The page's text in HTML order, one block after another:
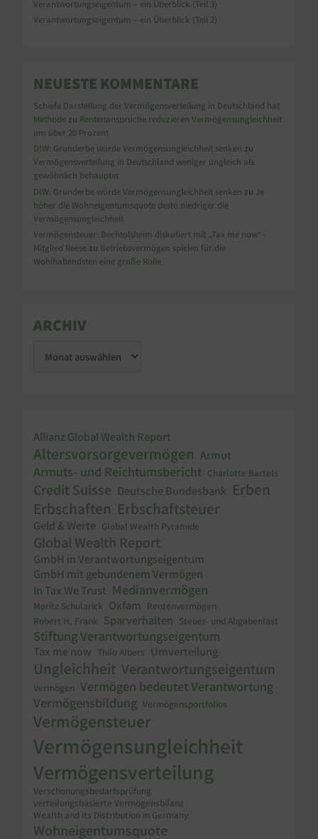
Verantwortungseigentum – ein Überblick (Teil 3)
Verantwortungseigentum – ein Überblick (Teil 2)
NEUESTE KOMMENTARE
Schiefe Darstellung der Vermögensverteilung in Deutschland hat
Methode zu Rentenansprüche reduzieren Vermögensungleichheit
um über 20 Prozent
DIW: Grunderbe würde Vermögensungleichheit senken zu
Vermögensverteilung in Deutschland weniger ungleich als
gewöhnlich behauptet
DIW: Grunderbe würde Vermögensungleichheit senken zu Je
höher die Wohneigentumsquote desto niedriger die
Vermögensungleichheit
Vermögensteuer: Bechtolsheim diskutiert mit „Tax me now“-
Mitglied Reese zu Betriebsvermögen spielen für die
Wohlhabendsten eine große Rolle
ARCHIV
Allianz Global Wealth Report
Altersvorsorgevermögen Armut
Armuts- und Reichtumsbericht Charlotte Bartels
Credit Suisse Deutsche Bundesbank Erben
Erbschaften Erbschaftsteuer
Geld & Werte Global Wealth Pyramide
Global Wealth Report
GmbH in Verantwortungseigentum
GmbH mit gebundenem Vermögen
In Tax We Trust Medianvermögen
Moritz Schularick Oxfam
Rentenvermögen
Robert H. Frank Sparverhalten Steuer- und Abgabenlast
Stiftung Verantwortungseigentum
Tax me now Thilo Albers Umverteilung
Ungleichheit Verantwortungseigentum
Vermögen Vermögen bedeutet Verantwortung
Vermögensbildung Vermögensportfolios
Vermögensteuer
Vermögensungleichheit
Vermögensverteilung
Verschonungsbedarfsprüfung
verteilungsbasierte Vermögensbilanz
Wealth and its Distribution in Germany
Wohneigentumsquote